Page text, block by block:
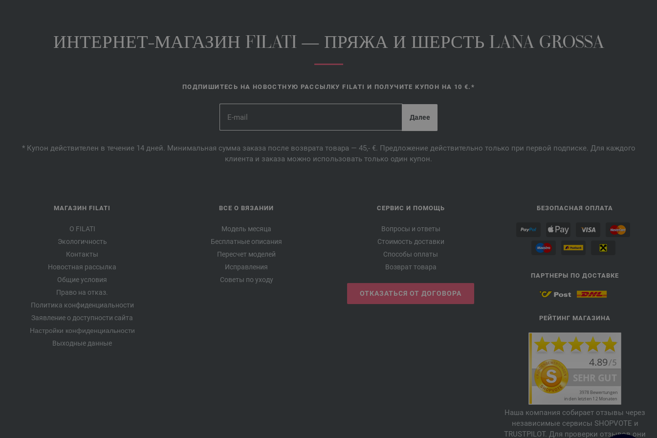
ИНТЕРНЕТ-МАГАЗИН FILATI — ПРЯЖА И ШЕРСТЬ LANA GROSSA
ПОДПИШИТЕСЬ НА НОВОСТНУЮ РАССЫЛКУ FILATI И ПОЛУЧИТЕ КУПОН НА 10 €.*
* Купон действителен в течение 14 дней. Минимальная сумма заказа после возврата товара — 45,- €. Предложение действительно только при первой подписке. Для каждого
клиента и заказа можно использовать только один купон.
МАГАЗИН FILATI
О FILATI
Экологичность
Контакты
Новостная рассылка
Общие условия
Право на отказ.
Политика конфиденциальности
Заявление о доступности сайта
Настройки конфиденциальности
Выходные данные
ВСЕ О ВЯЗАНИИ
Модель месяца
Бесплатные описания
Пересчет моделей
Исправления
Советы по уходу
СЕРВИС И ПОМОЩЬ
Вопросы и ответы
Стоимость доставки
Способы оплаты
Возврат товара
ОТКАЗАТЬСЯ ОТ ДОГОВОРА
БЕЗОПАСНАЯ ОПЛАТА
ПАРТНЕРЫ ПО ДОСТАВКЕ
РЕЙТИНГ МАГАЗИНА
Наша компания собирает отзывы через
независимые сервисы SHOPVOTE и
TRUSTPILOT. Для проверки отзывов они